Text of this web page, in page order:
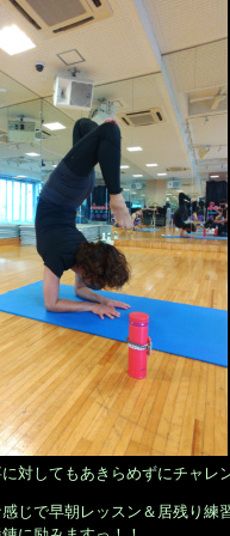
対してもあきらめずにチャレ
じで早朝レッスン＆居残り練